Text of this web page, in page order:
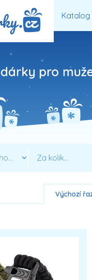
Katalog
pro
Výchozí